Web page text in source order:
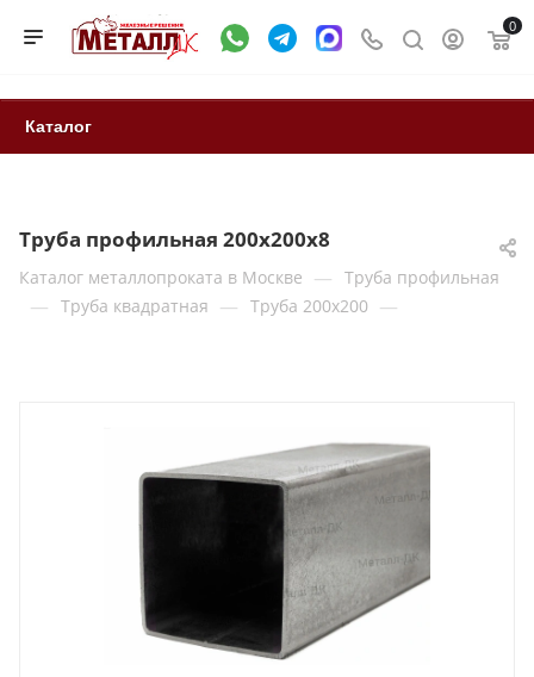
0
Каталог
Труба профильная 200x200x8
Каталог металлопроката в Москве — Труба профильная
— Труба квадратная — Труба 200x200 —